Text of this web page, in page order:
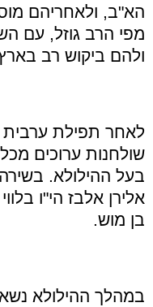
הא"ב, ולאחריהם
מפי הרב גוזל, עם
ולהם ביקוש רב
לאחר תפילת
שולחנות ערוכים
בעל ההילולא.
אלירן אלבז הי"ו
בן מוש.
במהלך ההילולא